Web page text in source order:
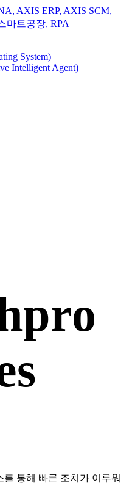
System)
Intelligent Agent)
통해 빠른 조치가 이루워